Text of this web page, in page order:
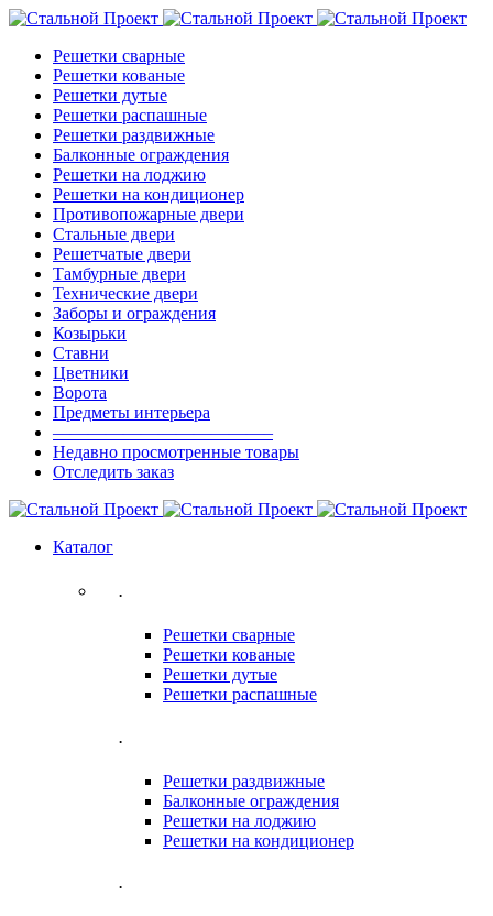
Решетки сварные
Решетки кованые
Решетки дутые
Решетки распашные
Решетки раздвижные
Балконные ограждения
Решетки на лоджию
Решетки на кондиционер
Противопожарные двери
Стальные двери
Решетчатые двери
Тамбурные двери
Технические двери
Заборы и ограждения
Козырьки
Ставни
Цветники
Ворота
Предметы интерьера
————————————–
Недавно просмотренные товары
Отследить заказ
Каталог
.
Решетки сварные
Решетки кованые
Решетки дутые
Решетки распашные
.
Решетки раздвижные
Балконные ограждения
Решетки на лоджию
Решетки на кондиционер
.